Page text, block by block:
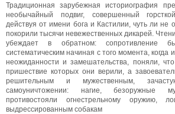
Традиционная зарубежная историография
необычайный подвиг, совершенный
действуя от имени бога и Кастилии, чуть ли не
покорили тысячи невежественных дикарей.
убеждает в обратном: сопротивление
систематическим начиная с того момента,
неожиданности и замешательства, поняли,
пришествие которых они верили, а
решительным и мужественным,
самоуничтожении: нагие,
противостояли огнестрельному оружию,
выдрессированным собакам